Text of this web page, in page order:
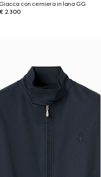
Giacca con cerniera in lana GG
€ 2.300